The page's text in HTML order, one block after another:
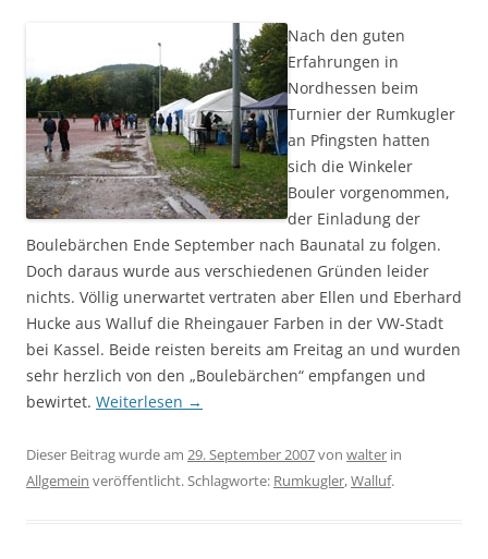
Nach den guten
Erfahrungen in
Nordhessen beim
Turnier der Rumkugler
an Pfingsten hatten
sich die Winkeler
Bouler vorgenommen,
der Einladung der
Boulebärchen Ende September nach Baunatal zu folgen.
Doch daraus wurde aus verschiedenen Gründen leider
nichts. Völlig unerwartet vertraten aber Ellen und Eberhard
Hucke aus Walluf die Rheingauer Farben in der VW-Stadt
bei Kassel. Beide reisten bereits am Freitag an und wurden
sehr herzlich von den „Boulebärchen“ empfangen und
bewirtet. Weiterlesen →
Dieser Beitrag wurde am 29. September 2007von walter in
Allgemein veröffentlicht. Schlagworte: Rumkugler,Walluf.